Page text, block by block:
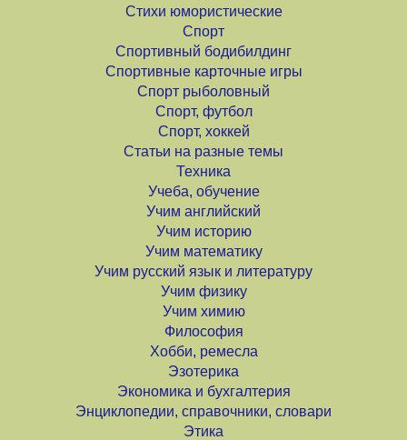
Стихи юмористические
Спорт
Спортивный бодибилдинг
Спортивные карточные игры
Спорт рыболовный
Спорт, футбол
Спорт, хоккей
Статьи на разные темы
Техника
Учеба, обучение
Учим английский
Учим историю
Учим математику
Учим русский язык и литературу
Учим физику
Учим химию
Философия
Хобби, ремесла
Эзотерика
Экономика и бухгалтерия
Энциклопедии, справочники, словари
Этика